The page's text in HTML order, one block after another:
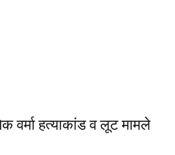
वर्मा हत्याकांड व लूट मामले